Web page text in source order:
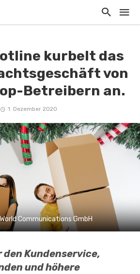
kurbelt das
von
Betreibern an.
1. Dezember 2020
Communications GmbH
Kundenservice,
und höhere